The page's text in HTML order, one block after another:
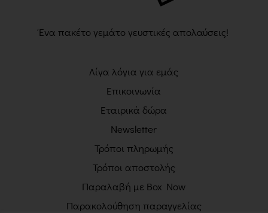
Ένα πακέτο γεμάτο γευστικές απολαύσεις!
Λίγα λόγια για εμάς
Επικοινωνία
Εταιρικά δώρα
Newsletter
Τρόποι πληρωμής
Τρόποι αποστολής
Παραλαβή με Box Now
Παρακολούθηση παραγγελίας